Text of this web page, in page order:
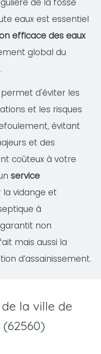
de la fosse
eaux est essentiel
efficace des eaux
global du
d'éviter les
et les risques
évitant
et des
coûteux à votre
service
la vidange et
à
garantit non
mais aussi la
d’assainissement.
la ville de
(62560)